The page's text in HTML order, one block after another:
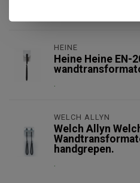
HEINE
Heine Heine EN-
.
WELCH ALLYN
Welch Allyn
handgrepen.
.